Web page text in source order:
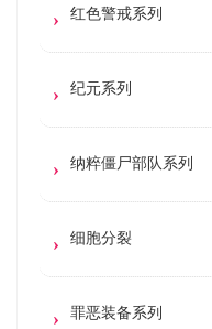
红色警戒系列
纪元系列
纳粹僵尸部队系列
细胞分裂
罪恶装备系列